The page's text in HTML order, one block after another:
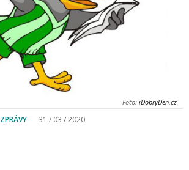
Foto: iDobryDen.cz
ZPRÁVY 31 / 03 / 2020